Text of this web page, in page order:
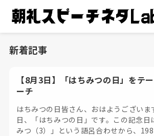
新着記事
【8月3日】「はちみつの日」をテ
ーチ
はちみつの日皆さん、おはようございま
日、「はちみつの日」です。この記念日
みつ（3）」という語呂合わせから、